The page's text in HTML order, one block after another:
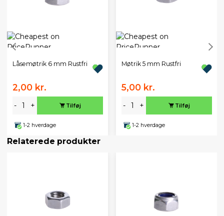
Låsemøtrik 6 mm Rustfri
2,00 kr.
- + Tilføj
1-2 hverdage
Møtrik 5 mm Rustfri
5,00 kr.
- + Tilføj
1-2 hverdage
Relaterede produkter